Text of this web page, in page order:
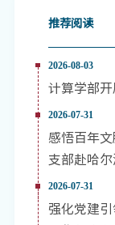
推荐阅读
2026-08-03
计算学部
2026-07-31
感悟百年
支部赴哈
2026-07-31
强化党建